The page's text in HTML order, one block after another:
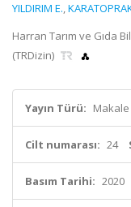
YILDIRIM E.,
Harran Tarım ve Gıda
(TRDizin)
Yayın Türü:
Cilt numarası: 24
Basım Tarihi: 2020